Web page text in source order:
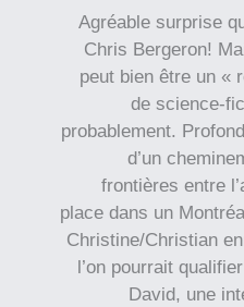
Agréable surprise
Chris Bergeron!
peut bien être un «
de science-
probablement.
d’un
frontières entre
place dans un
Christine/Christian
l’on pourrait
David, une